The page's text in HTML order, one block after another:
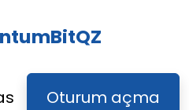
Oturum açma